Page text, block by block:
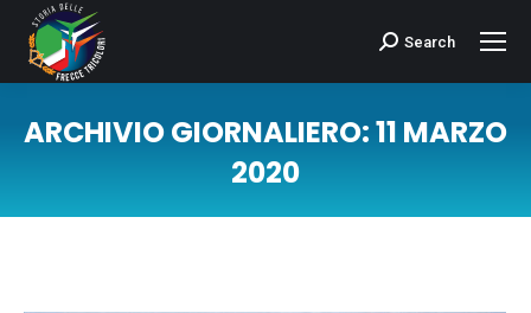
Cerca:Search
ARCHIVIO GIORNALIERO:11 MARZO
2020